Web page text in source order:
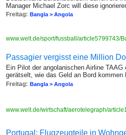
Manager Michael Zorc will diese
Freitag: Bangla > Angola
www.welt.de/sport/fussball/article5799743/
Passagier vergisst eine Million
Ein Pilot der angolanischen Airline
gerätselt, wie das Geld an Bord kommen
Freitag: Bangla > Angola
www.welt.de/wirtschaft/aerotelegraph/
Portugal: Flugzeugteile in